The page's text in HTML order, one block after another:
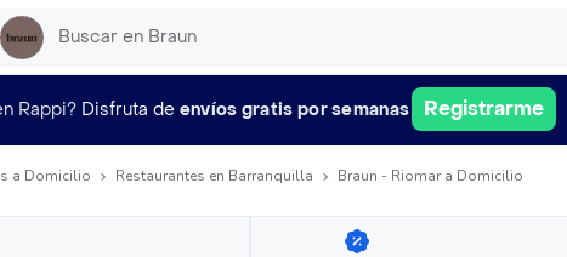
Rappi? Disfruta de envíos gratis por semanas Registrarme
a Domicilio Restaurantes en Barranquilla Braun - Riomar a Domicilio